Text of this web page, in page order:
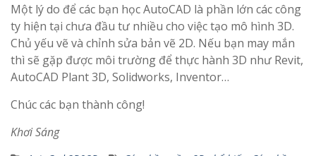
Một lý do để các bạn học AutoCAD là phần lớn các công
ty hiện tại chưa đầu tư nhiều cho việc tạo mô hình 3D.
Chủ yếu vẽ và chỉnh sửa bản vẽ 2D. Nếu bạn may mắn
thì sẽ gặp được môi trường để thực hành 3D như Revit,
AutoCAD Plant 3D, Solidworks, Inventor…
Chúc các bạn thành công!
Khơi Sáng